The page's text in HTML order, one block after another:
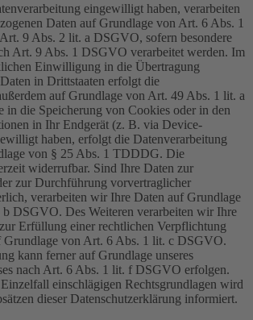
eingewilligt haben, verarbeiten
Daten auf Grundlage von Art. 6 Abs. 1
9 Abs. 2 lit. a DSGVO, sofern besondere
Art. 9 Abs. 1 DSGVO verarbeitet werden. Im
Einwilligung in die Übertragung
in Drittstaaten erfolgt die
auf Grundlage von Art. 49 Abs. 1 lit. a
in die Speicherung von Cookies oder in den
in Ihr Endgerät (z. B. via Device-
haben, erfolgt die Datenverarbeitung
von § 25 Abs. 1 TDDDG. Die
widerrufbar. Sind Ihre Daten zur
zur Durchführung vorvertraglicher
verarbeiten wir Ihre Daten auf Grundlage
DSGVO. Des Weiteren verarbeiten wir Ihre
Erfüllung einer rechtlichen Verpflichtung
Grundlage von Art. 6 Abs. 1 lit. c DSGVO.
kann ferner auf Grundlage unseres
nach Art. 6 Abs. 1 lit. f DSGVO erfolgen.
einschlägigen Rechtsgrundlagen wird
dieser Datenschutzerklärung informiert.